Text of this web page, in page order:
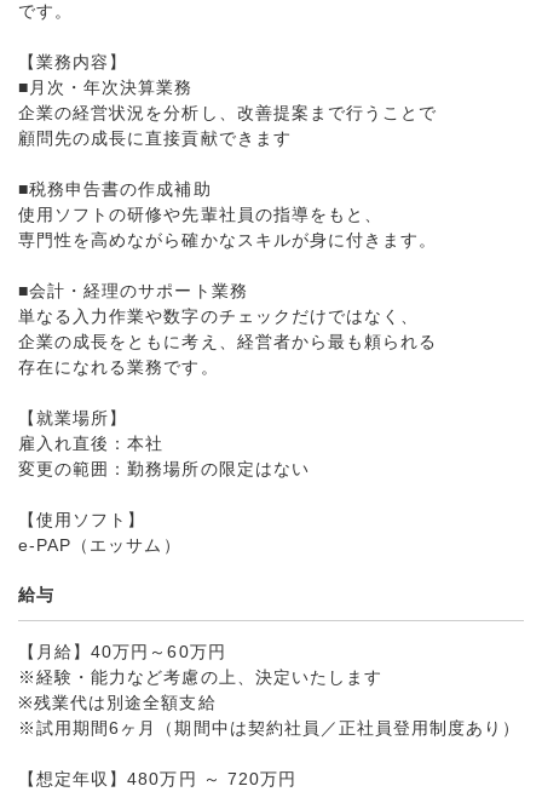
です。
【業務内容】
■月次・年次決算業務
企業の経営状況を分析し、改善提案まで行うことで
顧問先の成長に直接貢献できます
■税務申告書の作成補助
使用ソフトの研修や先輩社員の指導をもと、
専門性を高めながら確かなスキルが身に付きます。
■会計・経理のサポート業務
単なる入力作業や数字のチェックだけではなく、
企業の成長をともに考え、経営者から最も頼られる
存在になれる業務です。
【就業場所】
雇入れ直後：本社
変更の範囲：勤務場所の限定はない
【使用ソフト】
e-PAP（エッサム）
給与
【月給】40万円～60万円
※経験・能力など考慮の上、決定いたします
※残業代は別途全額支給
※試用期間6ヶ月（期間中は契約社員／正社員登用制度あり）
【想定年収】480万円 ～ 720万円